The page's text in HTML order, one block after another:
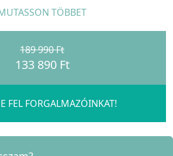
mérete 1000x515 mm, kivágási
és 600 mm-es szekrénybe építhető. A
mm, így nagy mennyiségű edény
kézi vízleeresztő rendszer és a
szerelt rögzítőfülekkel érkezik, így
– Granitek alapanyagból
rendkívül ütésálló, hősokkal szemben
ellátott, ami megakadályozza a
TÖBBET
189 990 Ft
133 890 Ft
FEL FORGALMAZÓINKAT!